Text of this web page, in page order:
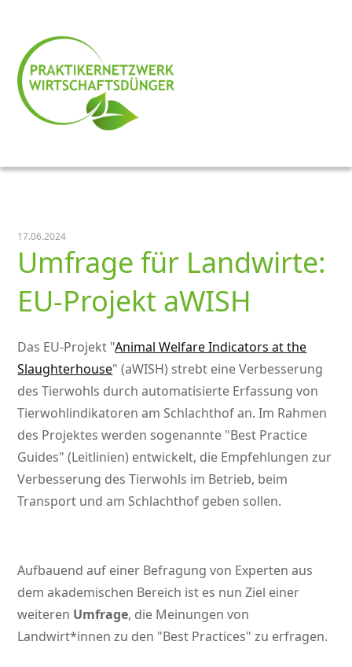
17.06.2024
Umfrage für Landwirte:
EU-Projekt aWISH
Das EU-Projekt Animal Welfare Indicators at the
Slaughterhouse (aWISH) strebt eine Verbesserung
des Tierwohls durch automatisierte Erfassung von
Tierwohlindikatoren am Schlachthof an. Im Rahmen
des Projektes werden sogenannte Best Practice
Guides (Leitlinien) entwickelt, die Empfehlungen zur
Verbesserung des Tierwohls im Betrieb, beim
Transport und am Schlachthof geben sollen.
Aufbauend auf einer Befragung von Experten aus
dem akademischen Bereich ist es nun Ziel einer
weiteren Umfrage, die Meinungen von
Landwirt*innen zu den Best Practices zu erfragen.